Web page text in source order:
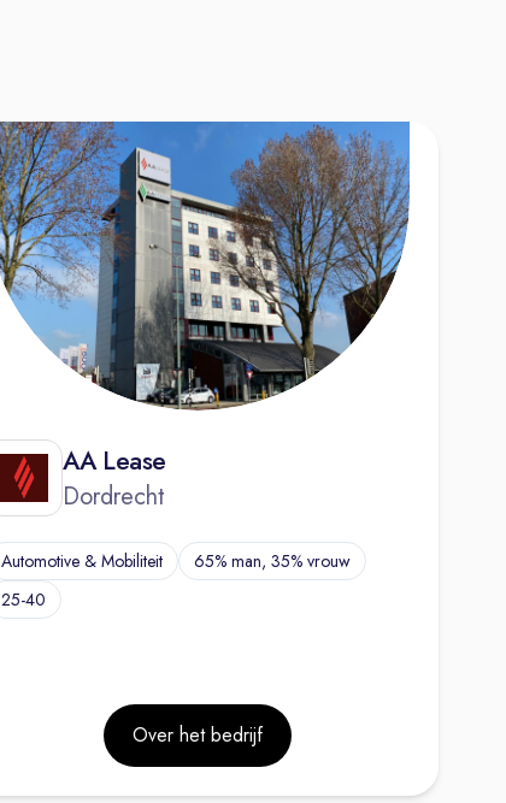
AA Lease
Dordrecht
Automotive & Mobiliteit
65% man, 35% vrouw
25-40
Over het bedrijf